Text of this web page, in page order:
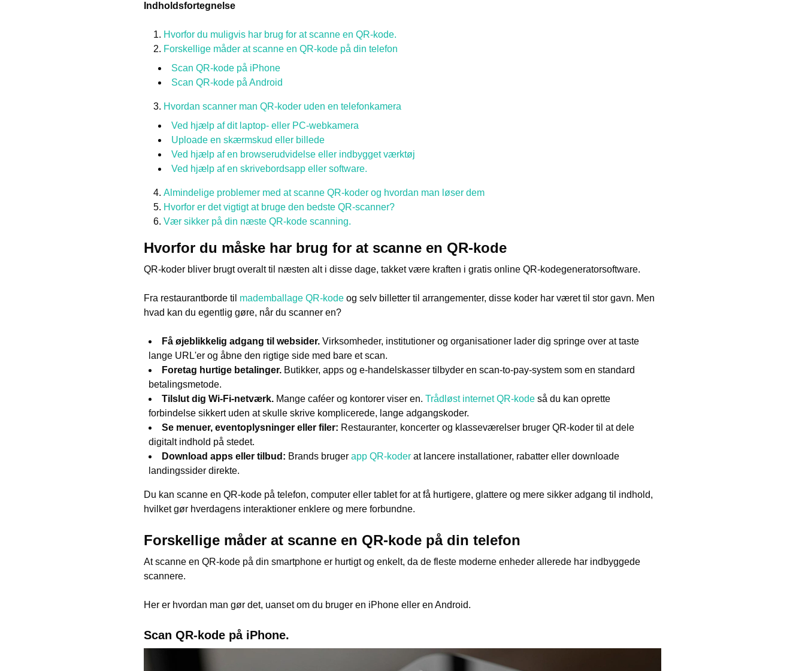
Indholdsfortegnelse
Hvorfor du muligvis har brug for at scanne en QR-kode.
Forskellige måder at scanne en QR-kode på din telefon
Scan QR-kode på iPhone
Scan QR-kode på Android
Hvordan scanner man QR-koder uden en telefonkamera
Ved hjælp af dit laptop- eller PC-webkamera
Uploade en skærmskud eller billede
Ved hjælp af en browserudvidelse eller indbygget værktøj
Ved hjælp af en skrivebordsapp eller software.
Almindelige problemer med at scanne QR-koder og hvordan man løser dem
Hvorfor er det vigtigt at bruge den bedste QR-scanner?
Vær sikker på din næste QR-kode scanning.
Hvorfor du måske har brug for at scanne en QR-kode
QR-koder bliver brugt overalt til næsten alt i disse dage, takket være kraften i gratis online QR-kodegeneratorsoftware.
Fra restaurantborde til mademballage QR-kode og selv billetter til arrangementer, disse koder har været til stor gavn. Men
hvad kan du egentlig gøre, når du scanner en?
Få øjeblikkelig adgang til websider. Virksomheder, institutioner og organisationer lader dig springe over at taste
lange URL'er og åbne den rigtige side med bare et scan.
Foretag hurtige betalinger. Butikker, apps og e-handelskasser tilbyder en scan-to-pay-system som en standard
betalingsmetode.
Tilslut dig Wi-Fi-netværk. Mange caféer og kontorer viser en. Trådløst internet QR-kode så du kan oprette
forbindelse sikkert uden at skulle skrive komplicerede, lange adgangskoder.
Se menuer, eventoplysninger eller filer: Restauranter, koncerter og klasseværelser bruger QR-koder til at dele
digitalt indhold på stedet.
Download apps eller tilbud: Brands bruger app QR-koder at lancere installationer, rabatter eller downloade
landingssider direkte.
Du kan scanne en QR-kode på telefon, computer eller tablet for at få hurtigere, glattere og mere sikker adgang til indhold,
hvilket gør hverdagens interaktioner enklere og mere forbundne.
Forskellige måder at scanne en QR-kode på din telefon
At scanne en QR-kode på din smartphone er hurtigt og enkelt, da de fleste moderne enheder allerede har indbyggede
scannere.
Her er hvordan man gør det, uanset om du bruger en iPhone eller en Android.
Scan QR-kode på iPhone.